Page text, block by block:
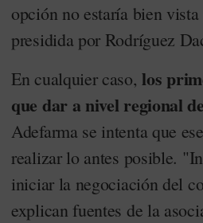
opción no estaría bien
presidida por Rodríguez
En cualquier caso, los
que dar a nivel regional
Adefarma se intenta que
realizar lo antes posible.
iniciar la negociación del
explican fuentes de la